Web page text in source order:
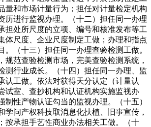
量和市场计量行为；担任对计量检定机构
历进行监视办理。（十二）担任同一办理
担处所尺度的立项、编号和核准发布等工
体尺度、企业尺度制定工做；办理和指点
。（十三）担任同一办理查验检测工做。
规范查验检测市场，完美查验检测系统，
测行业成长。（十四）担任同一办理、监
认工做。依法对获得天分认定（计量认
试室、查抄机构和认证机构实施监视办
制性产物认证勾当的监视办理。（十五）
学问产权科技取消息化扶植、旧事宣传，
按承担手艺性商业办法相关工做。（十